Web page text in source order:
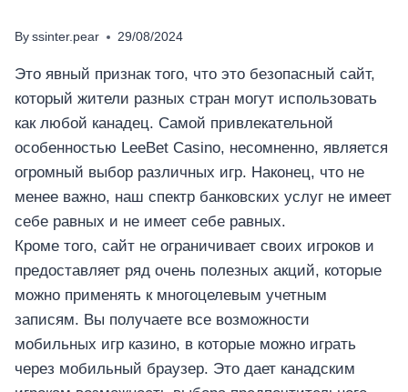
By ssinter.pear 29/08/2024
Это явный признак того, что это безопасный сайт,
который жители разных стран могут использовать
как любой канадец. Самой привлекательной
особенностью LeeBet Casino, несомненно, является
огромный выбор различных игр. Наконец, что не
менее важно, наш спектр банковских услуг не имеет
себе равных и не имеет себе равных.
Кроме того, сайт не ограничивает своих игроков и
предоставляет ряд очень полезных акций, которые
можно применять к многоцелевым учетным
записям. Вы получаете все возможности
мобильных игр казино, в которые можно играть
через мобильный браузер. Это дает канадским